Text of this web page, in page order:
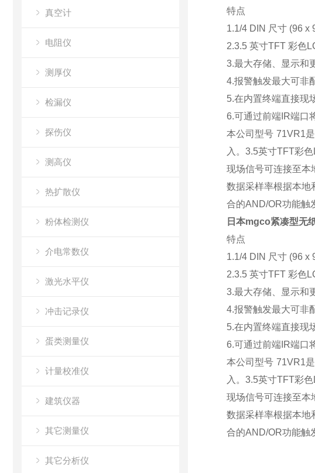
真空计
电阻仪
测厚仪
检漏仪
探伤仪
测高仪
热扩散仪
粉体检测仪
介电常数仪
激光水平仪
冲击记录仪
蛋类测量仪
计量校准仪
建筑仪器
其它测量仪
其它分析仪
特点
1.1/4 DIN 尺寸 (96 x
2.3.5 英寸TFT 彩色
3.最大存储、显示和
4.报警触发最大可非
5.在内置终端直接现
6.可通过前端IR端口
本公司型号 71VR1
入。3.5英寸TFT彩
现场信号可连接至本
数据采样率根据本地
合的AND/OR功能触
日本mgco紧凑型无
特点
1.1/4 DIN 尺寸 (96 x
2.3.5 英寸TFT 彩色
3.最大存储、显示和
4.报警触发最大可非
5.在内置终端直接现
6.可通过前端IR端口
本公司型号 71VR1
入。3.5英寸TFT彩
现场信号可连接至本
数据采样率根据本地
合的AND/OR功能触